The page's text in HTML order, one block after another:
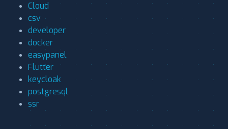
Cloud
csv
developer
docker
easypanel
Flutter
keycloak
postgresql
ssr